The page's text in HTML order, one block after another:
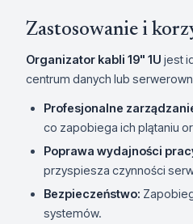
Zastosowanie i
Organizator kabli 19" 1U jest
centrum danych lub
Profesjonalne
co zapobiega ich plątaniu
Poprawa wydajności
przyspiesza czynności
Bezpieczeństwo:
systemów.